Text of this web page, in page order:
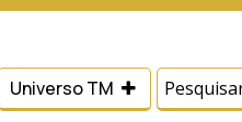
Universo TM